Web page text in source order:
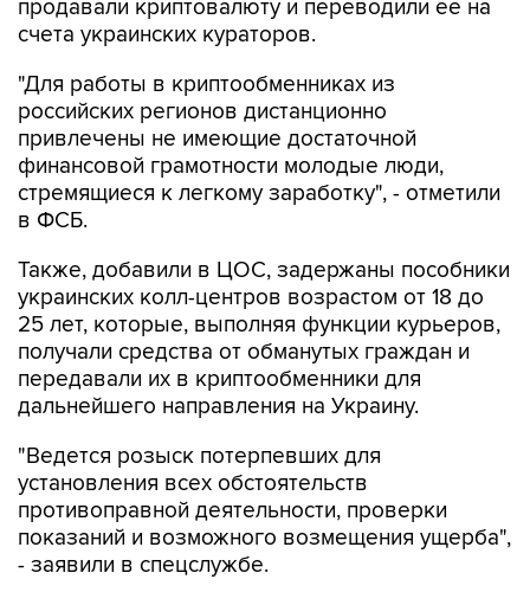
"Для работы в криптообменниках из
привлечены не имеющие достаточной
финансовой грамотности молодые люди,
стремящиеся к легкому заработку", - отметили
в ФСБ.
Также, добавили в ЦОС, задержаны пособники
25 лет, которые, выполняя функции курьеров,
получали средства от обманутых граждан и
передавали их в криптообменники для
дальнейшего направления на Украину.
"Ведется розыск потерпевших для
противоправной деятельности, проверки
показаний и возможного возмещения ущерба",
- заявили в спецслужбе.
Следственными подразделениями МВД РФ